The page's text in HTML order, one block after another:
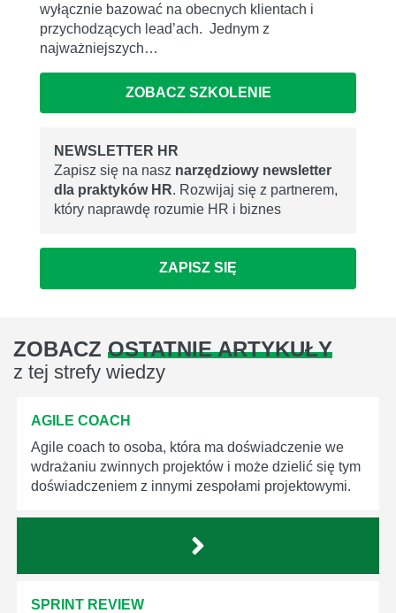
wyłącznie bazować na obecnych klientach i
przychodzących lead’ach. Jednym z
najważniejszych…
ZOBACZ SZKOLENIE
NEWSLETTER HR
Zapisz się na nasz narzędziowy newsletter
dla praktyków HR. Rozwijaj się z partnerem,
który naprawdę rozumie HR i biznes
ZAPISZ SIĘ
ZOBACZ OSTATNIE ARTYKUŁY
z tej strefy wiedzy
AGILE COACH
Agile coach to osoba, która ma doświadczenie we
wdrażaniu zwinnych projektów i może dzielić się tym
doświadczeniem z innymi zespołami projektowymi.
SPRINT REVIEW